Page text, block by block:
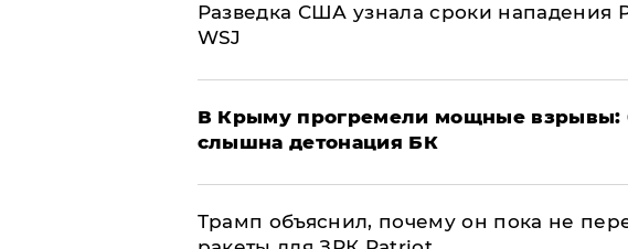
Разведка США узнала сроки нападения
WSJ
В Крыму прогремели мощные
слышна детонация БК
Трамп объяснил, почему он пока не